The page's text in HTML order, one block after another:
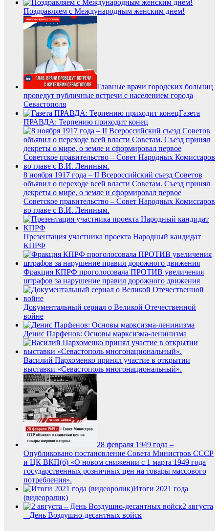
Поздравляем с Международным женским днем!
Главные врачи городских больниц
проведут публичные встречи с населением города
Севастополя
Газета
ПРАВДА: Терпению приходит конец
8 ноября 1917 года – II Всероссийский съезд Советов
объявил о переходе всей власти Советам. Съезд принял
декреты о мире, о земле и сформировал первое
Советское правительство – Совет Народных Комиссаров
во главе с В.И. Лениным.
Презентация участника проекта Народный кандидат
КПРФ
Фракция КПРФ проголосовала ПРОТИВ увеличения
штрафов за нарушение правил дорожного движения
Документальный сериал о Великой Отечественной
войне
Денис Парфенов: Основы марксизма-ленинизма
Василий Пархоменко принял участие в открытии
выставки «Севастополь многонациональный».
28 февраля 1949 года –
Опубликовано постановление Совета Министров СССР
и ЦК ВКП(б) «О новом снижении с 1 марта 1949 года
государственных розничных цен на товары массового
потребления».
Итоги 2021 года
(видеоролик)
2 августа
– День Воздушно-десантных войск